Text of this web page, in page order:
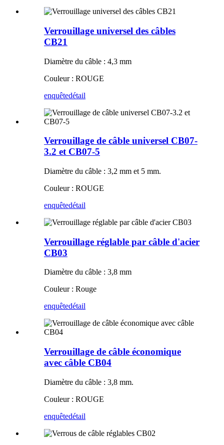
Verrouillage universel des câbles
CB21
Diamètre du câble : 4,3 mm
Couleur : ROUGE
enquêtedétail
Verrouillage de câble universel CB07-
3.2 et CB07-5
Diamètre du câble : 3,2 mm et 5 mm.
Couleur : ROUGE
enquêtedétail
Verrouillage réglable par câble d'acier
CB03
Diamètre du câble : 3,8 mm
Couleur : Rouge
enquêtedétail
Verrouillage de câble économique
avec câble CB04
Diamètre du câble : 3,8 mm.
Couleur : ROUGE
enquêtedétail